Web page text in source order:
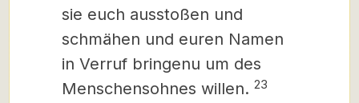
sie euch ausstoßen und
schmähen und euren Namen
in Verruf bringenu um des
Menschensohnes willen. 23